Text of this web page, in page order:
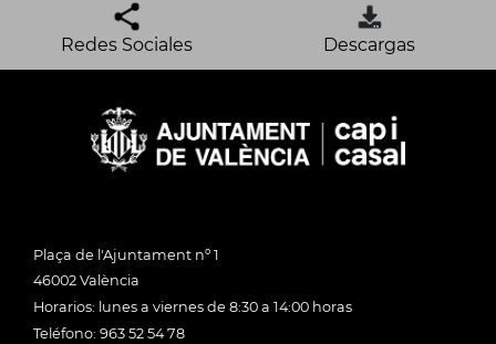
Redes Sociales Descargas
Plaça de l'Ajuntament nº 1
46002 València
Horarios: lunes a viernes de 8:30 a 14:00 horas
Teléfono: 963 52 54 78